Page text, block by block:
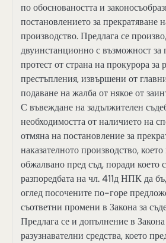
по обосноваността и
постановлението за прекратяване
производство. Предлага се
двуинстанционно с възможност за
протест от страна на прокурора за
престъпления, извършени от
подаване на жалба от някое от
С въвеждане на задължителен
необходимостта от наличието на
отмяна на постановление за
наказателното производство,
обжалвано пред съд, поради което
разпоредбата на чл. 411д НПК да
оглед посочените по-горе
съответни промени в Закона за
Предлага се и допълнение в
разузнавателни средства, което